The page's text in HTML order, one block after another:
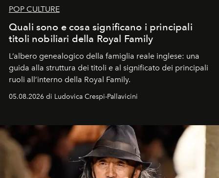
POP CULTURE
Quali sono e cosa significano i principali
titoli nobiliari della Royal Family
L’albero genealogico della famiglia reale inglese: una
guida alla struttura dei titoli e al significato dei principali
ruoli all’interno della Royal Family.
05.08.2026 di Ludovica Crespi-Pallavicini